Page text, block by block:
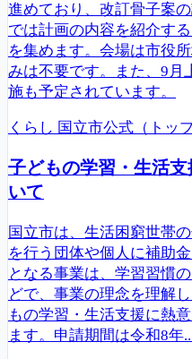
進めており、改訂骨子案
では計画の内容を紹介す
を集めます。会場は市役
みは不要です。また、9月
施も予定されています。
くらし 国立市公式（トップ
子どもの学習・生活
いて
国立市は、生活困窮世帯
を行う団体や個人に補助
となる事業は、学習習慣
どで、事業の理念を理解
もの学習・生活支援に熱
ます。申請期間は令和8年